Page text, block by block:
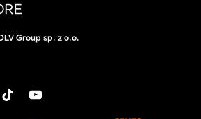
HONOR Magic V6
RedBlack
Group sp. z o.o.
TikTokYouTube